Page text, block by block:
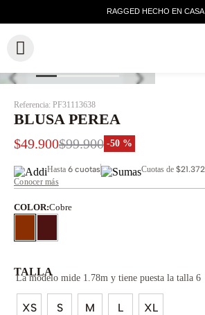
Referencia: PF31113638
BLUSA PEREA
$49.900$99.900 -50 %
Hasta 6 cuotas Cuotas de $21.372
Conocer más
COLOR:Cobre
TALLA
XS S M L XL
La modelo mide 1.78m y tiene puesta la talla 6